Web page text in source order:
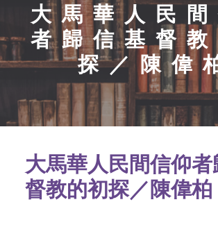
大馬華人民間
者歸信基督
探／陳偉
大馬華人民間信仰
督教的初探／陳偉柏